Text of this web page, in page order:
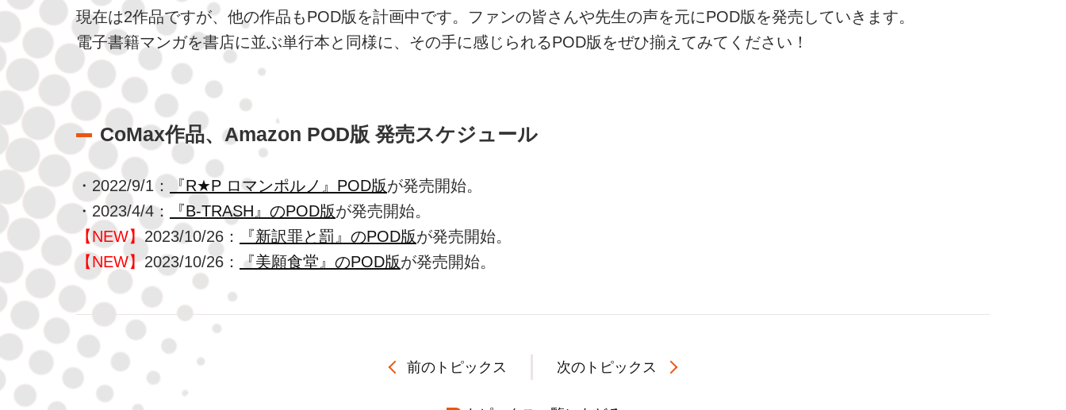
現在は2作品ですが、他の作品もPOD版を計画中です。ファンの皆さんや先生の声を元にPOD版を発売していきます。
電子書籍マンガを書店に並ぶ単行本と同様に、その手に感じられるPOD版をぜひ揃えてみてください！
CoMax作品、Amazon POD版 発売スケジュール
・2022/9/1： 『R★P ロマンポルノ』POD版が発売開始。
・2023/4/4：
『B-TRASH』のPOD版が発売開始。
【NEW】2023/10/26： 『新訳罪と罰』のPOD版が発売開始。
【NEW】2023/10/26： 『美願食堂』のPOD版が発売開始。
前のトピックス 次のトピックス